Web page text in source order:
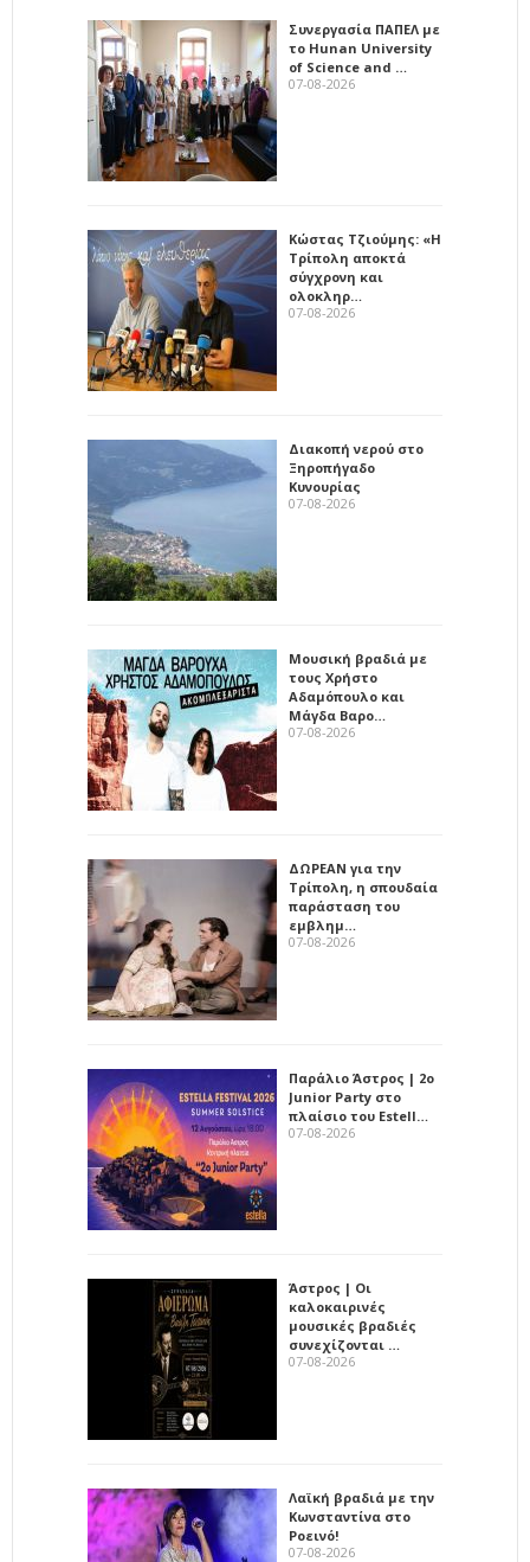
Συνεργασία ΠΑΠΕΛ με
το Hunan University
of Science and …
07-08-2026
Κώστας Τζιούμης: «Η
Τρίπολη αποκτά
σύγχρονη και
ολοκληρ…
07-08-2026
Διακοπή νερού στο
Ξηροπήγαδο
Κυνουρίας
07-08-2026
Μουσική βραδιά με
τους Χρήστο
Αδαμόπουλο και
Μάγδα Βαρο…
07-08-2026
ΔΩΡΕΑΝ για την
Τρίπολη, η σπουδαία
παράσταση του
εμβλημ…
07-08-2026
Παράλιο Άστρος | 2ο
Junior Party στο
πλαίσιο του Estell…
07-08-2026
Άστρος | Οι
καλοκαιρινές
μουσικές βραδιές
συνεχίζονται …
07-08-2026
Λαϊκή βραδιά με την
Κωνσταντίνα στο
Ροεινό!
07-08-2026